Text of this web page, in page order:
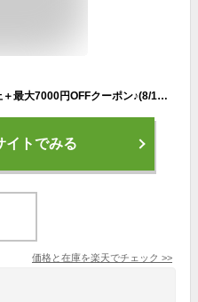
【お盆も休まず営業】全品P5倍以上＋最大7000円OFFクーポン♪(8/16 23:59まで) ミズノ メンズ 鹿の子 長袖 ポロシャツ E2MAAA30 ゴルフウェア [2023年春夏モデル] 【あす楽対応】 [有賀園ゴルフ]
イトでみる
価格と在庫を楽天でチェック >>